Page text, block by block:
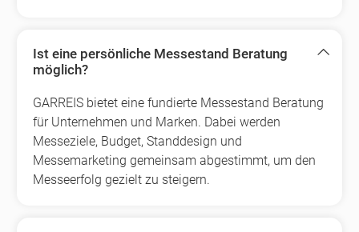
Ist eine persönliche Messestand Beratung
möglich?
GARREIS bietet eine fundierte Messestand Beratung
für Unternehmen und Marken. Dabei werden
Messeziele, Budget, Standdesign und
Messemarketing gemeinsam abgestimmt, um den
Messeerfolg gezielt zu steigern.